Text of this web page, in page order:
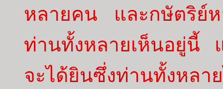
หลายคน และกษัตริย์ห
ท่านทั้งหลายเห็นอยู่นี้
จะได้ยินซึ่งท่านทั้งหลา